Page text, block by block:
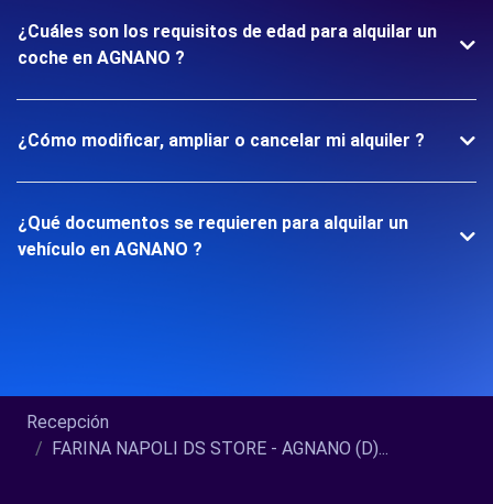
¿Cuáles son los requisitos de edad para alquilar un
coche en AGNANO ?
¿Cómo modificar, ampliar o cancelar mi alquiler ?
¿Qué documentos se requieren para alquilar un
vehículo en AGNANO ?
Recepción
FARINA NAPOLI DS STORE - AGNANO (D)...